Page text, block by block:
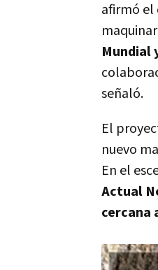
afirmó el
Mundial
señaló.
El
nuevo
En el
Actual
cercana